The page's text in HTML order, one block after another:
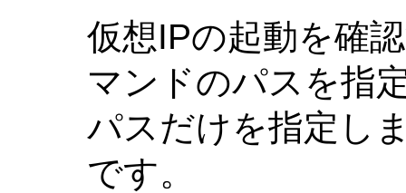
仮想IPの起動を確
マンドのパスを指
パスだけを指定し
です。